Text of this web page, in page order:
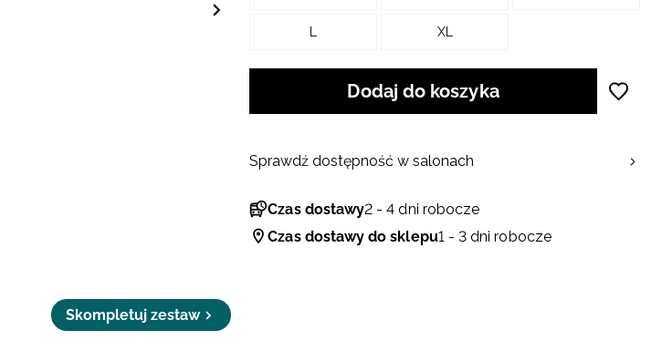
Skompletuj zestaw
XL
Dodaj do koszyka
Czas dostawy2 - 4 dni robocze
Czas dostawy do sklepu1 - 3 dni robocze
Sprawdź dostępność w salonach